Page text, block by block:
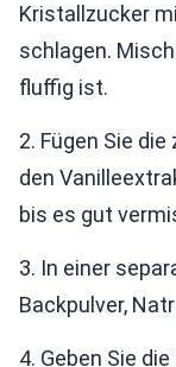
Kristallzucker
schlagen.
fluffig ist.
2. Fügen Sie
den
bis es gut
3. In einer
Backpulver,
4. Geben Sie